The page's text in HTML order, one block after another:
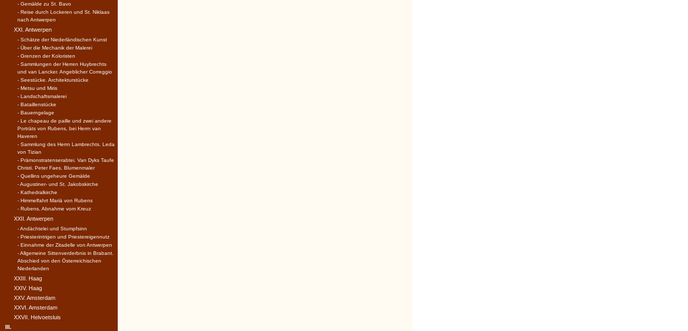
- Gemälde zu St. Bavo
- Reise durch Lockeren und St. Niklaas
nach Antwerpen
XXI. Antwerpen
- Schätze der Niederländischen Kunst
- Über die Mechanik der Malerei
- Grenzen der Koloristen
- Sammlungen der Herren Huybrechts
und van Lancker. Angeblicher Correggio
- Seestücke. Architekturstücke
- Metsu und Miris
- Landschaftsmalerei
- Bataillenstücke
- Bauerngelage
- Le chapeau de paille und zwei andere
Porträts von Rubens, bei Herrn van
Haveren
- Sammlung des Herrn Lambrechts. Leda
von Tizian
- Prämonstratenserabtei. Van Dyks Taufe
Christi. Peter Faes, Blumenmaler
- Quellins ungeheure Gemälde
- Augustiner- und St. Jakobskirche
- Kathedralkirche
- Himmelfahrt Mariä von Rubens
- Rubens, Abnahme vom Kreuz
XXII. Antwerpen
- Andächtelei und Stumpfsinn
- Priesterintrigen und Priestereigennutz
- Einnahme der Zitadelle von Antwerpen
- Allgemeine Sittenverderbnis in Brabant.
Abschied von den Österreichischen
Niederlanden
XXIII. Haag
XXIV. Haag
XXV. Amsterdam
XXVI. Amsterdam
XXVII. Helvoetsluis
III.